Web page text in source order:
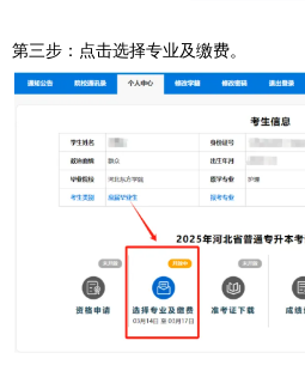
第三步：点击选择专业及缴费。